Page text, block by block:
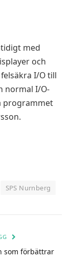
med
och
I/O till
normal I/O-
programmet
SPS Nurnberg
som förbättrar